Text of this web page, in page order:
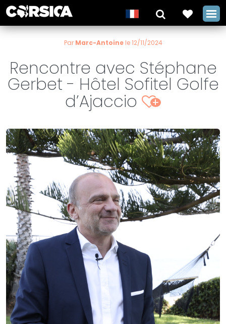
Par Marc-Antoinele 12/11/2024
Rencontre avec Stéphane
Gerbet - Hôtel Sofitel Golfe
d’Ajaccio +